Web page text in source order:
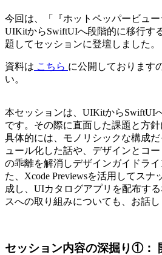
今回は、「『ホットペッパービュ
UIKitからSwiftUIへ段階的に移行す
題してセッションに登壇しました。
資料は こちら に公開しております
い。
本セッションは、UIKitからSwiftUI
です。その際に直面した課題と方針
具体的には、モノリシックな構成
ュール化した話や、デザインとコ
の乖離を解消しデザインガイドラ
た、Xcode Previewsを活用してス
成し、UIカタログアプリを配布す
スへの取り組みについても、お話し
セッション内容の深掘り①：